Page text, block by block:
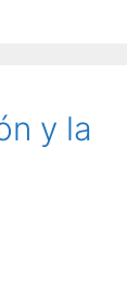
y la